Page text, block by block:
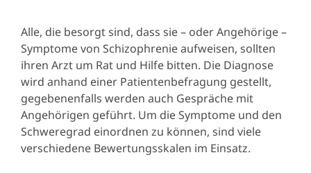
Alle, die besorgt sind, dass sie – oder Angehörige –
Symptome von Schizophrenie aufweisen, sollten
ihren Arzt um Rat und Hilfe bitten. Die Diagnose
wird anhand einer Patientenbefragung gestellt,
gegebenenfalls werden auch Gespräche mit
Angehörigen geführt. Um die Symptome und den
Schweregrad einordnen zu können, sind viele
verschiedene Bewertungsskalen im Einsatz.